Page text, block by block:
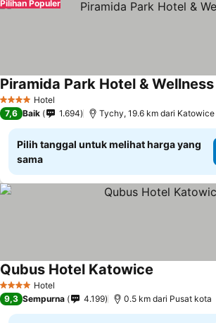
Pilihan Populer
4 BintangHotel
Piramida Park Hotel & Wellness
7,6 Baik 1.694 Tychy, 19.6 km dari Katowice
Pilih tanggal untuk melihat harga yang
sama
4 BintangHotel
Qubus Hotel Katowice
9,3 Sempurna 4.199 0.5 km dari Pusat kota